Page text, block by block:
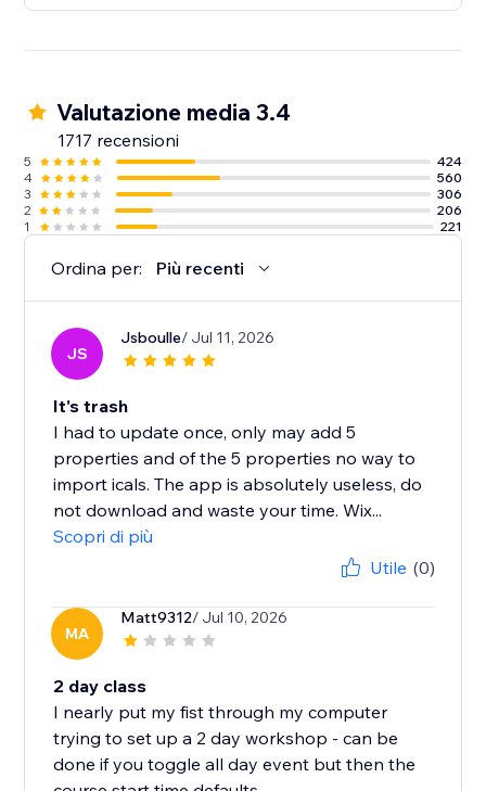
Valutazione media 3.4
1717 recensioni
5
424
4
560
3
306
2
206
1
221
Ordina per: Più recenti
JS
Jsboulle/ Jul 11, 2026
It's trash
I had to update once, only may add 5
properties and of the 5 properties no way to
import icals. The app is absolutely useless, do
not download and waste your time. Wix...
Scopri di più
Utile (0)
MA
Matt9312/ Jul 10, 2026
2 day class
I nearly put my fist through my computer
trying to set up a 2 day workshop - can be
done if you toggle all day event but then the